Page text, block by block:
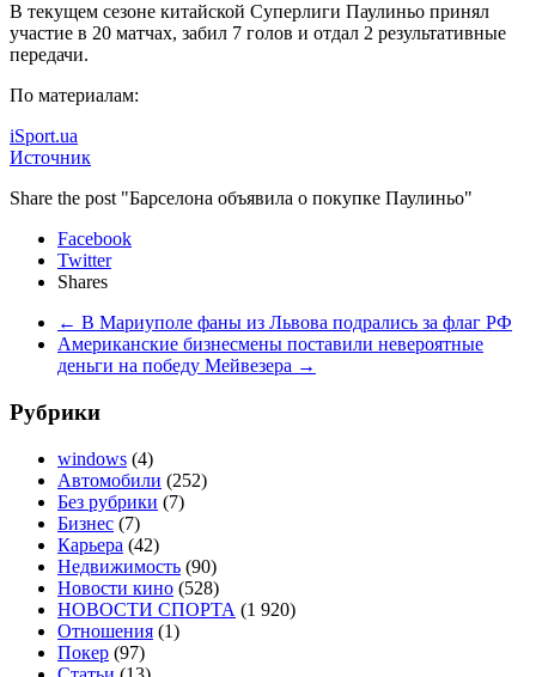
В текущем сезоне китайской Суперлиги Паулиньо принял
участие в 20 матчах, забил 7 голов и отдал 2 результативные
передачи.
По материалам:
iSport.ua
Источник
Share the post "Барселона объявила о покупке Паулиньо"
Facebook
Twitter
Shares
← В Мариуполе фаны из Львова подрались за флаг РФ
Американские бизнесмены поставили невероятные
деньги на победу Мейвезера →
Рубрики
windows (4)
Автомобили (252)
Без рубрики (7)
Бизнес (7)
Карьера (42)
Недвижимость (90)
Новости кино (528)
НОВОСТИ СПОРТА (1 920)
Отношения (1)
Покер (97)